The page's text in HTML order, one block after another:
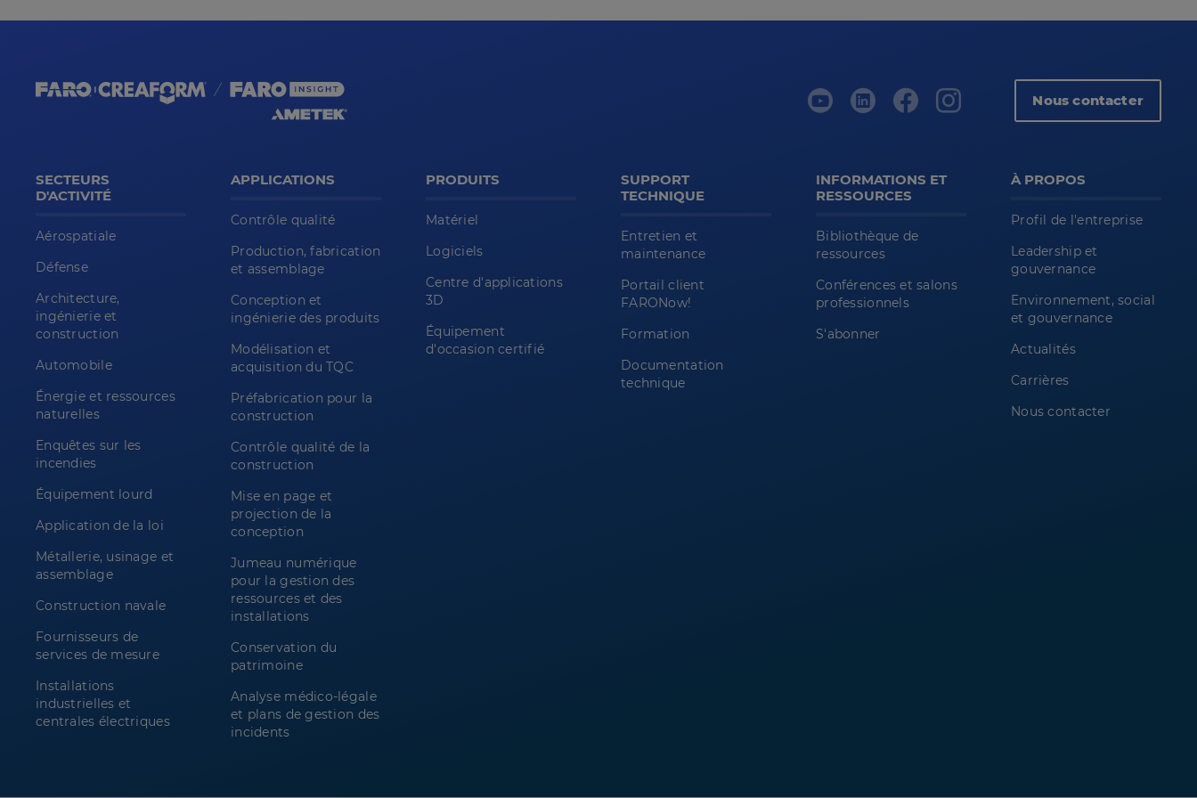
Nous contacter
SECTEURS
D'ACTIVITÉ
Aérospatiale
Défense
Architecture,
ingénierie et
construction
Automobile
Énergie et ressources
naturelles
Enquêtes sur les
incendies
Équipement lourd
Application de la loi
Métallerie, usinage et
assemblage
Construction navale
Fournisseurs de
services de mesure
Installations
industrielles et
centrales électriques
APPLICATIONS
Contrôle qualité
Production, fabrication
et assemblage
Conception et
ingénierie des produits
Modélisation et
acquisition du TQC
Préfabrication pour la
construction
Contrôle qualité de la
construction
Mise en page et
projection de la
conception
Jumeau numérique
pour la gestion des
ressources et des
installations
Conservation du
patrimoine
Analyse médico-légale
et plans de gestion des
incidents
PRODUITS
Matériel
Logiciels
Centre d'applications
3D
Équipement
d'occasion certifié
SUPPORT
TECHNIQUE
Entretien et
maintenance
Portail client
FARONow!
Formation
Documentation
technique
INFORMATIONS ET
RESSOURCES
Bibliothèque de
ressources
Conférences et salons
professionnels
S'abonner
À PROPOS
Profil de l'entreprise
Leadership et
gouvernance
Environnement, social
et gouvernance
Actualités
Carrières
Nous contacter